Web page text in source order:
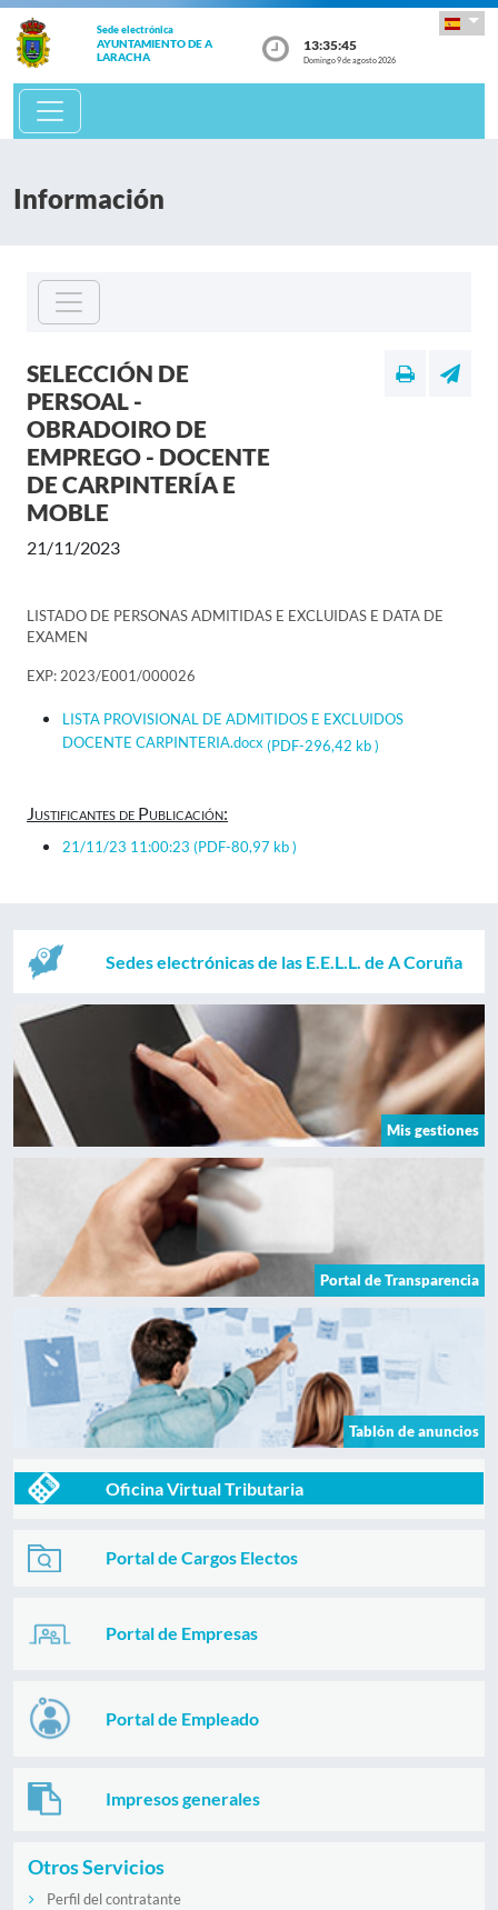
Sede electrónica
AYUNTAMIENTO DE A
LARACHA
13:35:46
Domingo 9 de agosto 2026
Información
SELECCIÓN DE
PERSOAL -
OBRADOIRO DE
EMPREGO - DOCENTE
DE CARPINTERÍA E
MOBLE
21/11/2023
LISTADO DE PERSONAS ADMITIDAS E EXCLUIDAS E DATA DE
EXAMEN
EXP: 2023/E001/000026
LISTA PROVISIONAL DE ADMITIDOS E EXCLUIDOS
DOCENTE CARPINTERIA.docx(PDF-296,42 kb )
Justificantes de Publicación:
21/11/23 11:00:23 (PDF-80,97 kb )
Sedes electrónicas de las E.E.L.L. de A Coruña
Mis gestiones
Portal de Transparencia
Tablón de anuncios
Oficina Virtual Tributaria
Portal de Cargos Electos
Portal de Empresas
Portal de Empleado
Impresos generales
Otros Servicios
Perfil del contratante